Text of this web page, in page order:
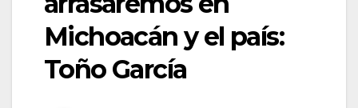
Michoacán y el país:
Toño García